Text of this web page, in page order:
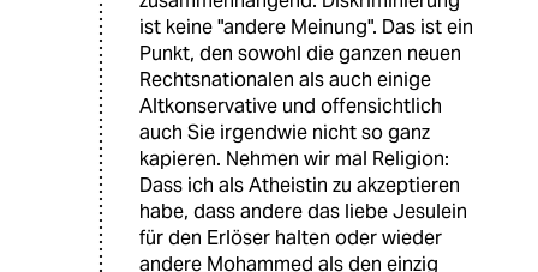
ist keine "andere Meinung". Das ist ein
Punkt, den sowohl die ganzen neuen
Rechtsnationalen als auch einige
Altkonservative und offensichtlich
auch Sie irgendwie nicht so ganz
kapieren. Nehmen wir mal Religion:
Dass ich als Atheistin zu akzeptieren
habe, dass andere das liebe Jesulein
für den Erlöser halten oder wieder
andere Mohammed als den einzig